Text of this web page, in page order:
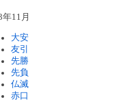
年11月
大安
友引
先勝
先負
仏滅
赤口